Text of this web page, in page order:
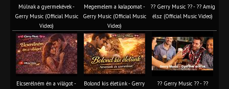
Múlnak a gyermekévek -
Gerry Music (Official Music
Video)
Megemelem a kalapomat -
Gerry Music (Official Music
Video)
?? Gerry Music ?? - ?? Amíg
élsz (Official Music Video)
Elcserélném én a világot -
Bolond kis életünk - Gerry
?? Gerry Music ?? - ??